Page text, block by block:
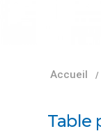
Accueil
Table